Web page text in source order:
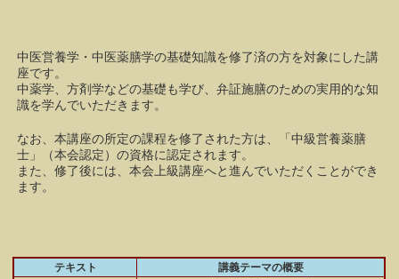
中医営養学・中医薬膳学の基礎知識を修了済の方を対象にした講
座です。
中薬学、方剤学などの基礎も学び、弁証施膳のための実用的な知
識を学んでいただきます。
なお、本講座の所定の課程を修了された方は、「中級営養薬膳
士」（本会認定）の資格に認定されます。
また、修了後には、本会上級講座へと進んでいただくことができ
ます。
テキスト
講義テーマの概要